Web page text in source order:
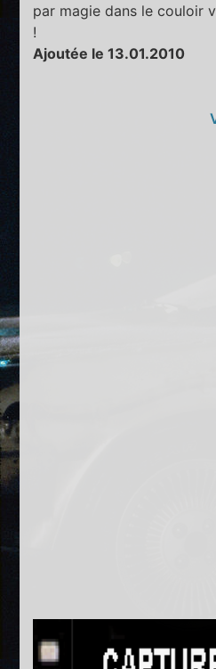
par magie dans le couloir
!
Ajoutée le 13.01.2010